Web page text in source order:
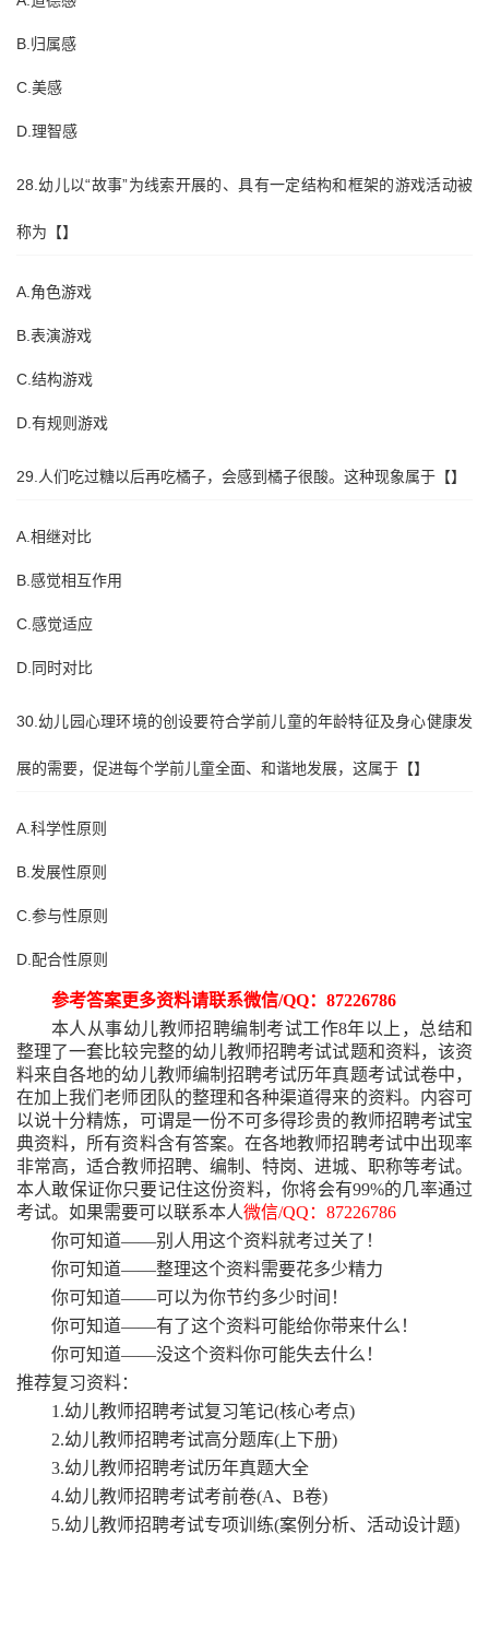
B.归属感
C.美感
D.理智感
28.幼儿以“故事”为线索开展的、具有一定结构和框架的游戏活动被
称为【】
A.角色游戏
B.表演游戏
C.结构游戏
D.有规则游戏
29.人们吃过糖以后再吃橘子，会感到橘子很酸。这种现象属于【】
A.相继对比
B.感觉相互作用
C.感觉适应
D.同时对比
30.幼儿园心理环境的创设要符合学前儿童的年龄特征及身心健康发
展的需要，促进每个学前儿童全面、和谐地发展，这属于【】
A.科学性原则
B.发展性原则
C.参与性原则
D.配合性原则
参考答案更多资料请联系微信/QQ：87226786
本人从事幼儿教师招聘编制考试工作8年以上，总结和
整理了一套比较完整的幼儿教师招聘考试试题和资料，该资
料来自各地的幼儿教师编制招聘考试历年真题考试试卷中，
在加上我们老师团队的整理和各种渠道得来的资料。内容可
以说十分精炼，可谓是一份不可多得珍贵的教师招聘考试宝
典资料，所有资料含有答案。在各地教师招聘考试中出现率
非常高，适合教师招聘、编制、特岗、进城、职称等考试。
本人敢保证你只要记住这份资料，你将会有99%的几率通过
考试。如果需要可以联系本人微信/QQ：87226786
你可知道——别人用这个资料就考过关了！
你可知道——整理这个资料需要花多少精力
你可知道——可以为你节约多少时间！
你可知道——有了这个资料可能给你带来什么！
你可知道——没这个资料你可能失去什么！
推荐复习资料：
1.幼儿教师招聘考试复习笔记(核心考点)
2.幼儿教师招聘考试高分题库(上下册)
3.幼儿教师招聘考试历年真题大全
4.幼儿教师招聘考试考前卷(A、B卷)
5.幼儿教师招聘考试专项训练(案例分析、活动设计题)